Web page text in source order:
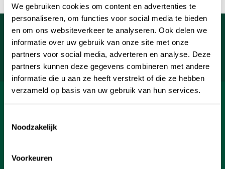
We gebruiken cookies om content en advertenties te
personaliseren, om functies voor social media te bieden
en om ons websiteverkeer te analyseren. Ook delen we
informatie over uw gebruik van onze site met onze
partners voor social media, adverteren en analyse. Deze
partners kunnen deze gegevens combineren met andere
informatie die u aan ze heeft verstrekt of die ze hebben
verzameld op basis van uw gebruik van hun services.
Noodzakelijk
Voorkeuren
Meld je aan voor onze nieuwsbrief
Uw e-mailadres
Aanmelden
INFORMATIE
KLANTENSERVICE